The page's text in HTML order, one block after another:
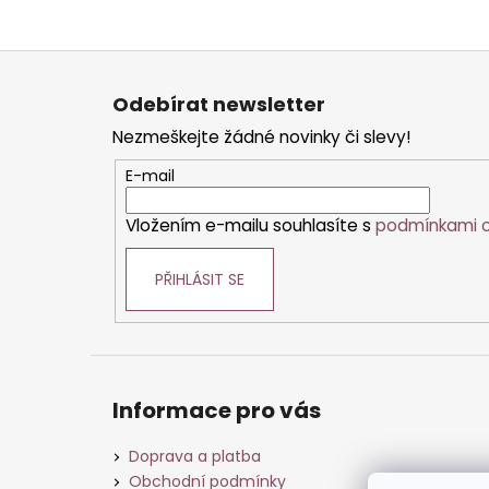
Z
Odebírat newsletter
Nezmeškejte žádné novinky či slevy!
E-mail
Vložením e-mailu souhlasíte s podmínkami
PŘIHLÁSIT SE
Informace pro vás
Doprava a platba
Obchodní podmínky